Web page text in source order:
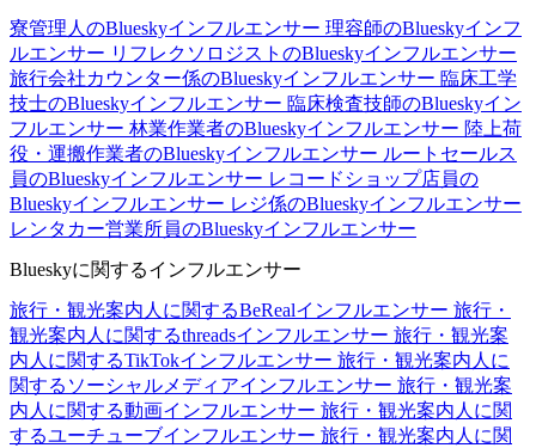
寮管理人のBlueskyインフルエンサー 理容師のBlueskyインフ
ルエンサー リフレクソロジストのBlueskyインフルエンサー
旅行会社カウンター係のBlueskyインフルエンサー 臨床工学
技士のBlueskyインフルエンサー 臨床検査技師のBlueskyイン
フルエンサー 林業作業者のBlueskyインフルエンサー 陸上荷
役・運搬作業者のBlueskyインフルエンサー ルートセールス
員のBlueskyインフルエンサー レコードショップ店員の
Blueskyインフルエンサー レジ係のBlueskyインフルエンサー
レンタカー営業所員のBlueskyインフルエンサー
Blueskyに関するインフルエンサー
旅行・観光案内人に関するBeRealインフルエンサー 旅行・
観光案内人に関するthreadsインフルエンサー 旅行・観光案
内人に関するTikTokインフルエンサー 旅行・観光案内人に
関するソーシャルメディアインフルエンサー 旅行・観光案
内人に関する動画インフルエンサー 旅行・観光案内人に関
するユーチューブインフルエンサー 旅行・観光案内人に関